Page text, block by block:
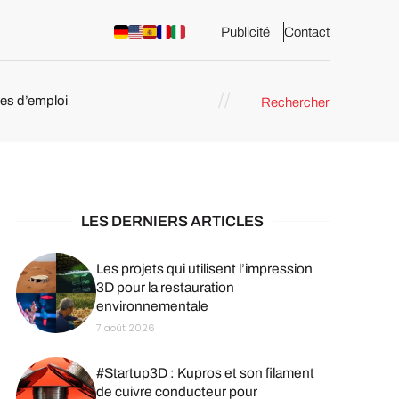
Publicité Contact
d’emploi Rechercher
LES DERNIERS ARTICLES
Les projets qui utilisent l’impression
3D pour la restauration
environnementale
7 août 2026
#Startup3D : Kupros et son filament
de cuivre conducteur pour